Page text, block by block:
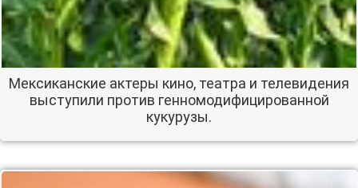
Мексиканские актеры кино, театра и телевидения
выступили против генномодифицированной
кукурузы.